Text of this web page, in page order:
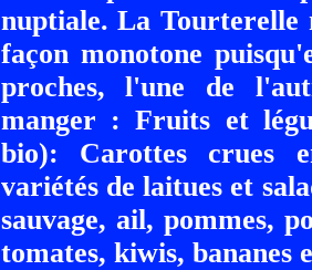
nuptiale. La Tourterelle
façon monotone
proches, l'une de
manger : Fruits et
bio): Carottes crues
variétés de laitues et
sauvage, ail, pommes,
tomates, kiwis, bananes